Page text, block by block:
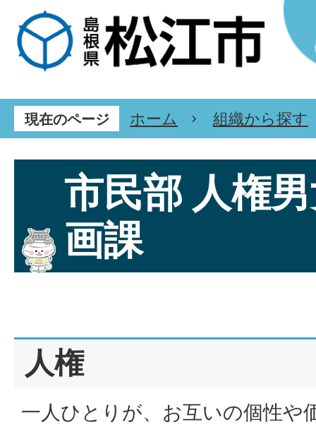
現在のページ ホーム 組織から探す
市民部 人権
画課
人権
一人ひとりが、お互いの個性や